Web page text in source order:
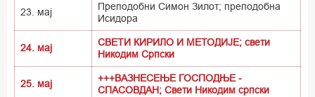
23. мај
Преподобни Симон Зилот; преподобна
Исидора
24. мај
СВЕТИ КИРИЛО И МЕТОДИЈЕ; свети
Никодим Српски
25. мај
+++ВАЗНЕСЕЊЕ ГОСПОДЊЕ -
СПАСОВДАН; Свети Никодим српски